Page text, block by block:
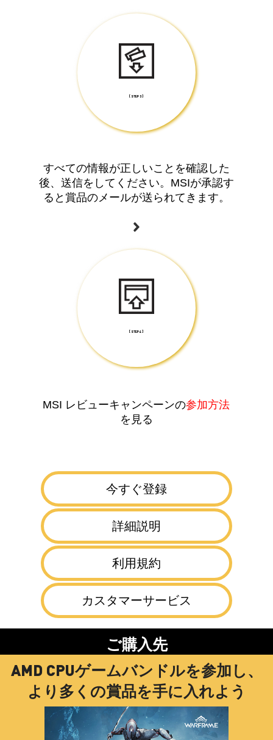
[ STEP 3 ]
すべての情報が正しいことを確認した
後、送信をしてください。MSIが承認す
ると賞品のメールが送られてきます。
[ STEP 4 ]
MSI レビューキャンペーンの参加方法
を見る
今すぐ登録
詳細説明
利用規約
カスタマーサービス
ご購入先
AMD CPUゲームバンドルを参加し、
より多くの賞品を手に入れよう